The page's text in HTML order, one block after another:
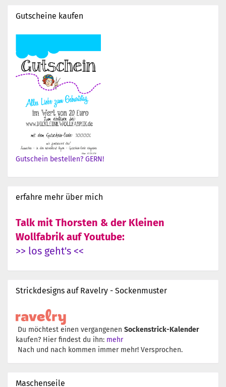
Gutscheine kaufen
Gutschein bestellen? GERN!
erfahre mehr über mich
Talk mit Thorsten & der Kleinen
Wollfabrik auf Youtube:
>> los geht's <<
Strickdesigns auf Ravelry - Sockenmuster
Du möchtest einen vergangenen Sockenstrick-Kalender
kaufen? Hier findest du ihn: mehr
Nach und nach kommen immer mehr! Versprochen.
Maschenseile